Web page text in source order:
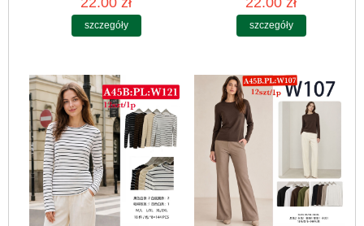
szczegóły szczegóły